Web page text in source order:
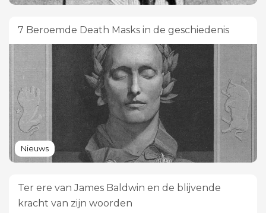
7 Beroemde Death Masks in de geschiedenis
Nieuws
Ter ere van James Baldwin en de blijvende
kracht van zijn woorden